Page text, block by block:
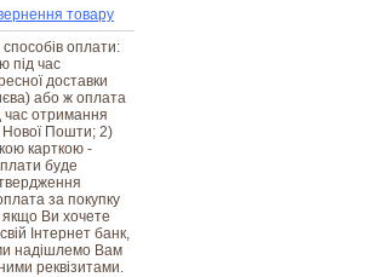
товару
оплати:
під час
доставки
або ж оплата
час отримання
Нової Пошти; 2)
карткою -
буде
за покупку
якщо Ви хочете
Інтернет банк,
надішлемо Вам
реквізитами.